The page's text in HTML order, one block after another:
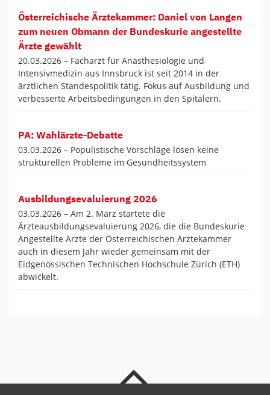
Österreichische Ärztekammer: Daniel von Langen
zum neuen Obmann der Bundeskurie angestellte
Ärzte gewählt
20.03.2026 – Facharzt für Anästhesiologie und
Intensivmedizin aus Innsbruck ist seit 2014 in der
ärztlichen Standespolitik tätig. Fokus auf Ausbildung und
verbesserte Arbeitsbedingungen in den Spitälern.
PA: Wahlärzte-Debatte
03.03.2026 – Populistische Vorschläge lösen keine
strukturellen Probleme im Gesundheitssystem
Ausbildungsevaluierung 2026
03.03.2026 – Am 2. März startete die
Ärzteausbildungsevaluierung 2026, die die Bundeskurie
Angestellte Ärzte der Österreichischen Ärztekammer
auch in diesem Jahr wieder gemeinsam mit der
Eidgenössischen Technischen Hochschule Zürich (ETH)
abwickelt.